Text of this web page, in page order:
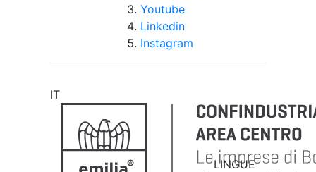
Youtube
Linkedin
Instagram
IT
LINGUE